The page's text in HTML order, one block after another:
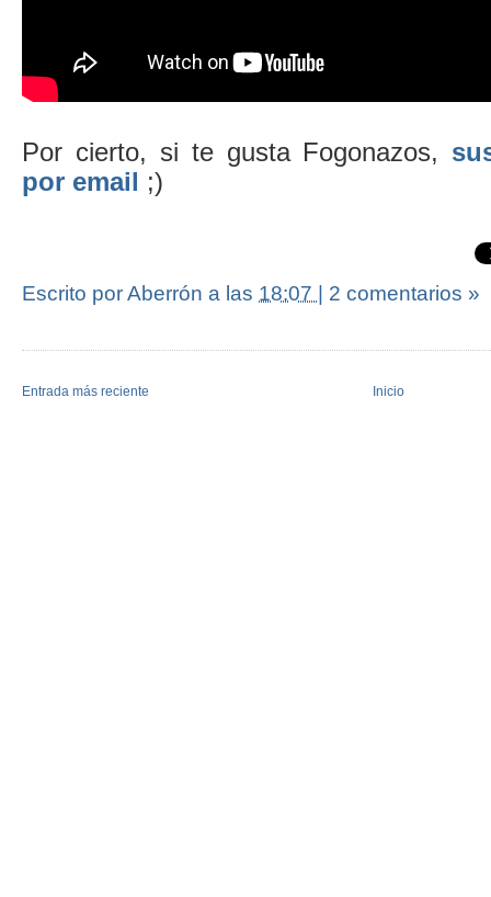
Por cierto, si te gusta Fogonazos,
por email ;)
Escrito por Aberrón a las 18:07 | 2 comentarios »
Entrada más reciente Inicio